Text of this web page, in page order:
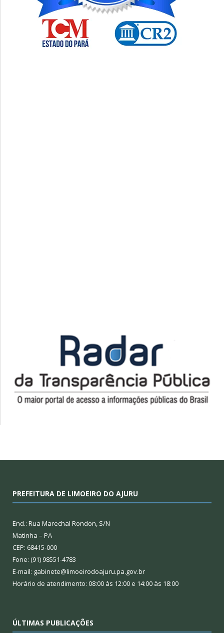
PREFEITURA DE LIMOEIRO DO AJURU
End.: Rua Marechal Rondon, S/N
Matinha – PA
CEP: 68415-000
Fone: (91) 98551-4783
E-mail: gabinete@limoeirodoajuru.pa.gov.br
Horário de atendimento: 08:00 às 12:00 e 14:00 às 18:00
ÚLTIMAS PUBLICAÇÕES